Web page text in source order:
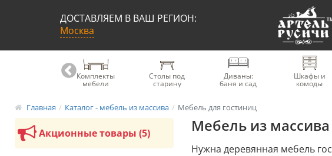
ДОСТАВЛЯЕМ В ВАШ РЕГИОН:
Москва
Комплекты
мебели
Столы под
старину
Диваны:
баня и сад
Шкафы и
комоды
Главная Каталог - мебель из массива Мебель для гостиниц
Мебель из
Нужна деревянная мебель
Акционные товары (5)